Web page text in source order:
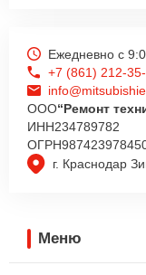
г. Краснодар
Ежедневно с
+7 (861) 212-
ООО“Ремонт
ИНН234789782
ОГРН
Меню